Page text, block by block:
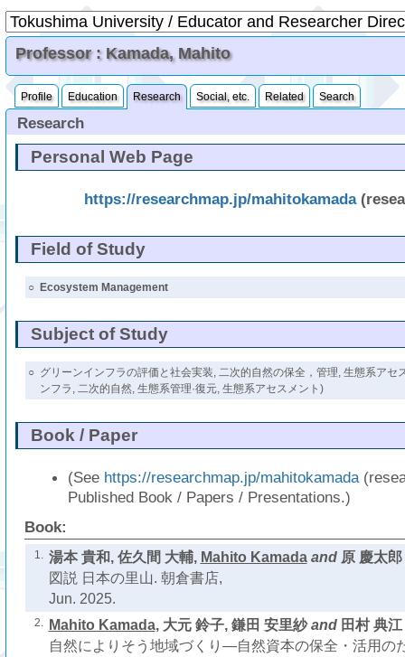
Professor : Kamada, Mahito
Profile Education Research Social, etc. Related Search
Research
Personal Web Page
https://researchmap.jp/mahitokamada
Field of Study
○ Ecosystem Management
Subject of Study
○ グリーンインフラの評価と社会実装, 二次的自然の保全，管理, 生態系アセ
ンフラ, 二次的自然, 生態系管理·復元, 生態系アセスメント)
Book / Paper
(See https://researchmap.jp/mahitokamada
Published Book / Papers / Presentations.)
Book:
1. 湯本 貴和, 佐久間 大輔, Mahito Kamadaand 原 慶太郎
図説 日本の里山. 朝倉書店,
Jun. 2025.
2. Mahito Kamada, 大元 鈴子, 鎌田 安里紗and 田村 典江
自然によりそう地域づくり―自然資本の保全・活用の